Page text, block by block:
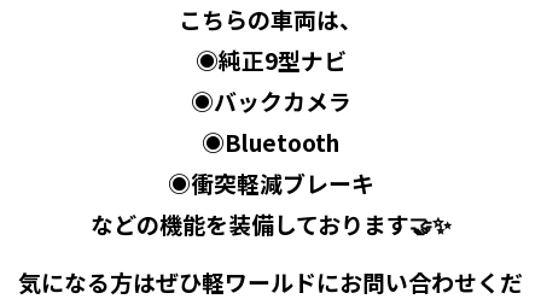
こちらの車両は、
◉純正9型ナビ
◉バックカメラ
◉Bluetooth
◉衝突軽減ブレーキ
などの機能を装備しております🤝✨
気になる方はぜひ軽ワールドにお問い合わせくだ